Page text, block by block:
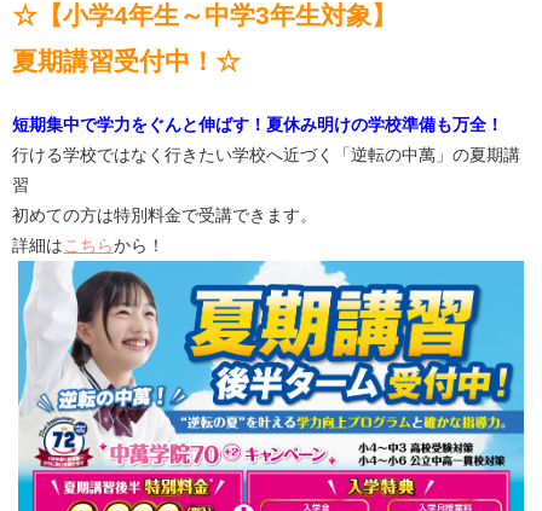
☆【小学4年生～中学3年生対象】
夏期講習受付中！☆
短期集中で学力をぐんと伸ばす！夏休み明けの学校準備も万全！
行ける学校ではなく行きたい学校へ近づく「逆転の中萬」の夏期講
習
初めての方は特別料金で受講できます。
詳細はこちらから！